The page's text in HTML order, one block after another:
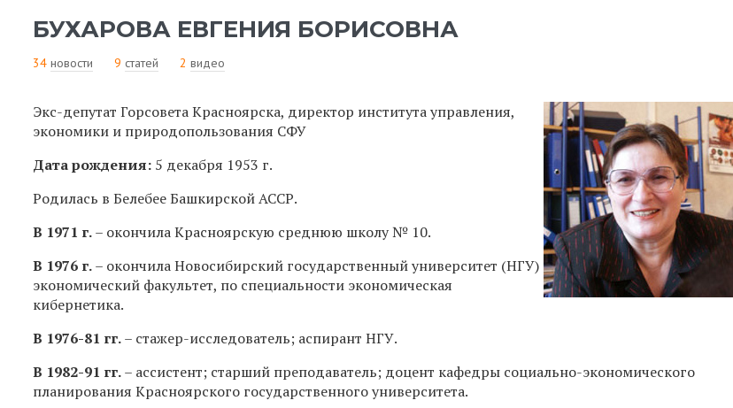
БУХАРОВА ЕВГЕНИЯ БОРИСОВНА
34 новости 9 статей 2 видео
Экс-депутат Горсовета Красноярска, директор института управления,
экономики и природопользования СФУ
Дата рождения: 5 декабря 1953 г.
Родилась в Белебее Башкирской АССР.
В 1971 г.– окончила Красноярскую среднюю школу № 10.
В 1976 г.– окончила Новосибирский государственный университет (НГУ)
экономический факультет, по специальности экономическая
кибернетика.
В 1976-81 гг.– стажер-исследователь; аспирант НГУ.
В 1982-91 гг.– ассистент; старший преподаватель; доцент кафедры социально-экономического
планирования Красноярского государственного университета.